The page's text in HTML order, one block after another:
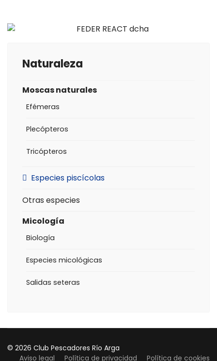
Naturaleza
Moscas naturales
Efémeras
Plecópteros
Tricópteros
Especies piscícolas
Otras especies
Micología
Biología
Especies micológicas
Salidas seteras
© 2026 Club Pescadores Río Arga
Aviso legal
Política de privacidad Política de cookies